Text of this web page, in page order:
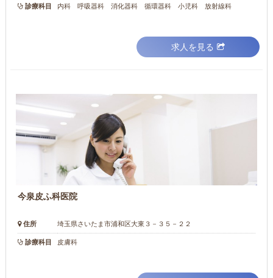
診療科目 内科 呼吸器科 消化器科 循環器科 小児科 放射線科
求人を見る
今泉皮ふ科医院
住所 埼玉県さいたま市浦和区大東３－３５－２２
診療科目 皮膚科